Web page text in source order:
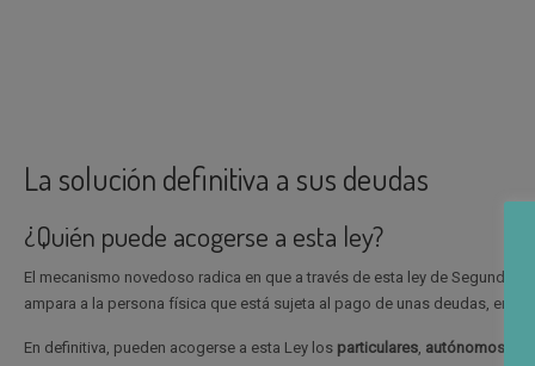
La solución definitiva a sus deudas
¿Quién puede acogerse a esta ley?
El mecanismo novedoso radica en que a través de esta ley de Segunda
ampara a la persona física que está sujeta al pago de unas deudas, en
En definitiva, pueden acogerse a esta Ley los particulares, autónomos